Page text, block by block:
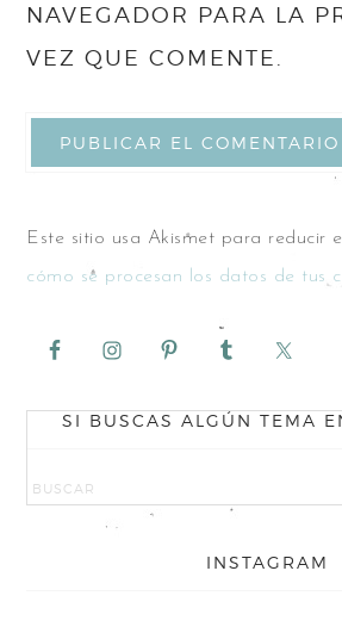
NAVEGADOR PARA LA
VEZ QUE COMENTE.
Este sitio usa Akismet para reducir
cómo se procesan los datos de tus
SI BUSCAS ALGÚN TEMA
INSTAGRAM